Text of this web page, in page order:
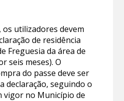
utilizadores devem
de residência
Freguesia da área de
seis meses). O
do passe deve ser
declaração, seguindo o
vigor no Município de